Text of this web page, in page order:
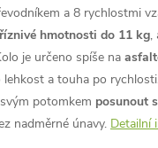
a 8 rychlostmi
hmotnosti do 11 kg,
je určeno spíše na
lehkost a touha po
potomkem posunout
nadměrné únavy. Detailní